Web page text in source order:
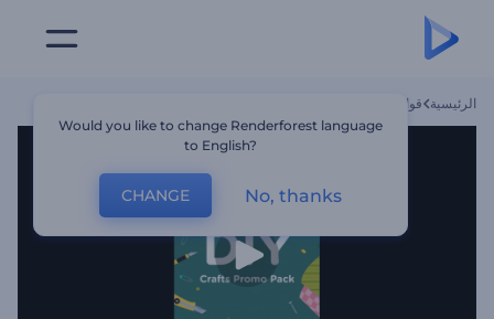
الرئيسية قوالب
Would you like to change Renderforest language
to English?
CHANGE No, thanks